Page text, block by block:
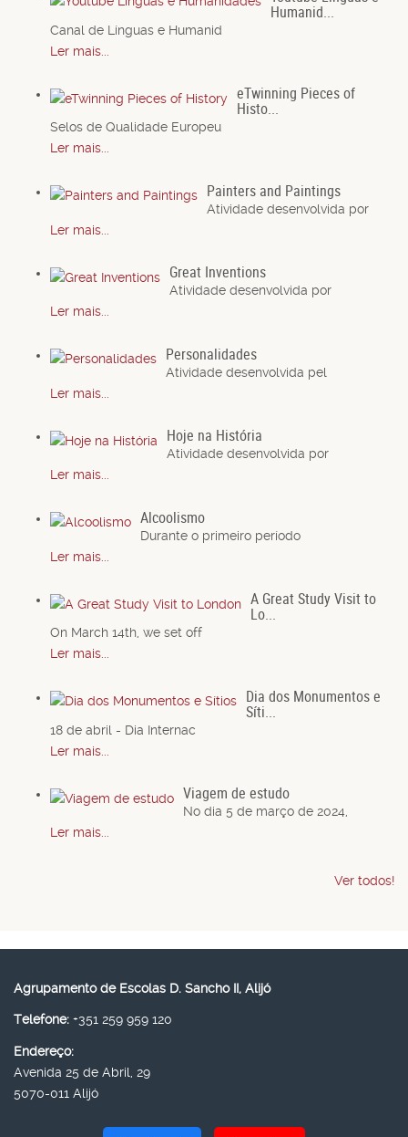
Humanid...
Canal de Línguas e Humanid
Ler mais...
eTwinning Pieces of
Histo...
Selos de Qualidade Europeu
Ler mais...
Painters and Paintings
Atividade desenvolvida por
Ler mais...
Great Inventions
Atividade desenvolvida por
Ler mais...
Personalidades
Atividade desenvolvida pel
Ler mais...
Hoje na História
Atividade desenvolvida por
Ler mais...
Alcoolismo
Durante o primeiro período
Ler mais...
A Great Study Visit to
Lo...
On March 14th, we set off
Ler mais...
Dia dos Monumentos e
Síti...
18 de abril - Dia Internac
Ler mais...
Viagem de estudo
No dia 5 de março de 2024,
Ler mais...
Ver todos!
Agrupamento de Escolas D. Sancho II, Alijó
Telefone: +351 259 959 120
Endereço:
Avenida 25 de Abril, 29
5070-011 Alijó